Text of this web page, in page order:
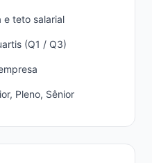
e teto salarial
(Q1 / Q3)
Pleno, Sênior